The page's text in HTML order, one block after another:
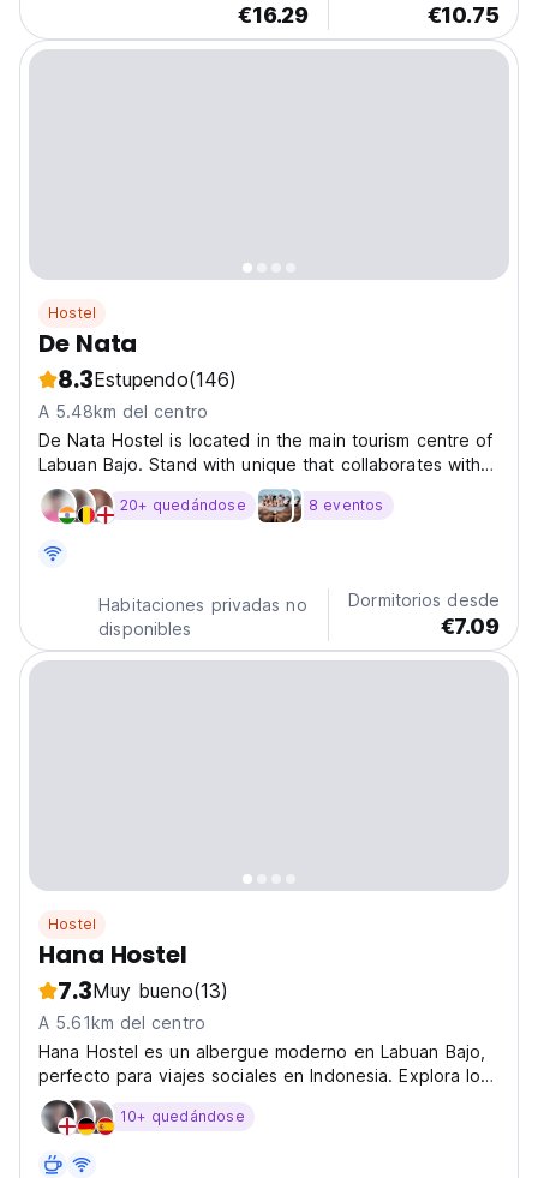
€16.29 €10.75
Hostel
De Nata
8.3Estupendo(146)
A 5.48km del centro
De Nata Hostel is located in the main tourism centre of
Labuan Bajo. Stand with unique that collaborates with
residents in the area, where the profit is shared
between local partners who collaborate with the De
20+ quedándose 8 eventos
Habitaciones privadas no
disponibles
Dormitorios desde
€7.09
Hostel
Hana Hostel
7.3Muy bueno(13)
A 5.61km del centro
Hana Hostel es un albergue moderno en Labuan Bajo,
perfecto para viajes sociales en Indonesia. Explora los
paisajes y las joyas ocultas con otros mochileros.
(Auto-translated from original language)
10+ quedándose